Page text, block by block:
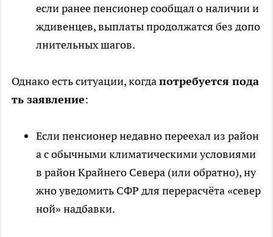
если ранее пенсионер сообщал о наличии и
ждивенцев, выплаты продолжатся без допо
лнительных шагов.
Однако есть ситуации, когдапотребуется пода
ть заявление:
Если пенсионер недавно переехал из район
а с обычными климатическими условиями
в район Крайнего Севера (или обратно), ну
жно уведомить СФР для перерасчёта «север
ной» надбавки.